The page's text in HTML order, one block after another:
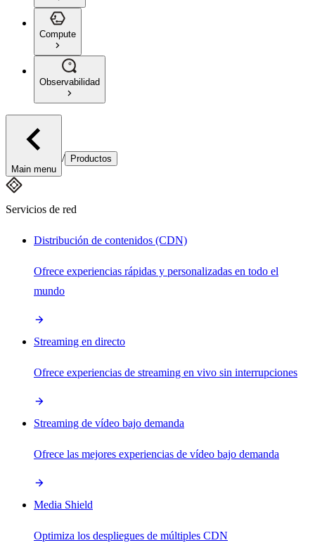
Compute
Observabilidad
Main menu
/ Productos
Servicios de red
Distribución de contenidos (CDN)
Ofrece experiencias rápidas y personalizadas en todo el
mundo
Streaming en directo
Ofrece experiencias de streaming en vivo sin interrupciones
Streaming de vídeo bajo demanda
Ofrece las mejores experiencias de vídeo bajo demanda
Media Shield
Optimiza los despliegues de múltiples CDN